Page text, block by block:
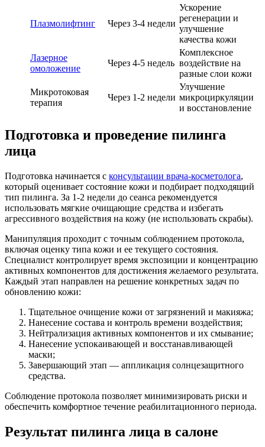
Плазмолифтинг Через 3-4 недели
Ускорение
регенерации и
улучшение
качества кожи
Лазерное
омоложение
Через 4-5 недель
Комплексное
воздействие на
разные слои кожи
Микротоковая
терапия
Через 1-2 недели
Улучшение
микроциркуляции
и восстановление
Подготовка и проведение пилинга
лица
Подготовка начинается с консультации врача-косметолога,
который оценивает состояние кожи и подбирает подходящий
тип пилинга. За 1-2 недели до сеанса рекомендуется
использовать мягкие очищающие средства и избегать
агрессивного воздействия на кожу (не использовать скрабы).
Манипуляция проходит с точным соблюдением протокола,
включая оценку типа кожи и ее текущего состояния.
Специалист контролирует время экспозиции и концентрацию
активных компонентов для достижения желаемого результата.
Каждый этап направлен на решение конкретных задач по
обновлению кожи:
Тщательное очищение кожи от загрязнений и макияжа;
Нанесение состава и контроль времени воздействия;
Нейтрализация активных компонентов и их смывание;
Нанесение успокаивающей и восстанавливающей
маски;
Завершающий этап — аппликация солнцезащитного
средства.
Соблюдение протокола позволяет минимизировать риски и
обеспечить комфортное течение реабилитационного периода.
Результат пилинга лица в салоне